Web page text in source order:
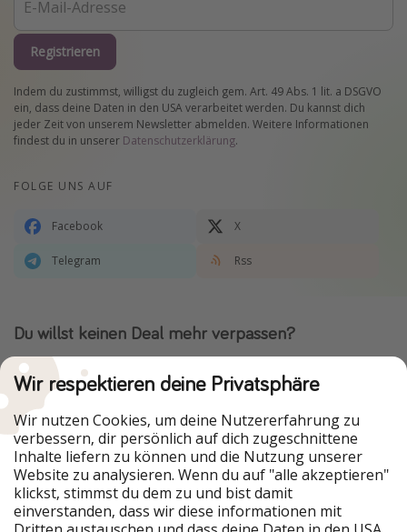
Registrieren
Indem du zustimmst, willigst du zugleich gem. Art. 49 Abs. 1 lit. a DSGVO
ein, dass deine Daten in den USA verarbeitet werden. Du kannst dich
jeder Zeit von unserem Newsletter abmelden. Weitere Informationen
findest du in unserer Datenschutzerklärung.
FOLGE UNS AUF
Facebook X
Telegram Rss
Du willst keinen Deal mehr verpassen?
Dann lade unsere App herunter.
Urlaubspiraten ist Teil der HolidayPirates Group
Unsere Märkte
PiratinViaggio
HolidayPirates
Wir respektieren deine Privatsphäre
Wir nutzen Cookies, um deine Nutzererfahrung zu
verbessern, dir persönlich auf dich zugeschnittene
Inhalte liefern zu können und die Nutzung unserer
Website zu analysieren. Wenn du auf "alle akzeptieren"
klickst, stimmst du dem zu und bist damit
einverstanden, dass wir diese informationen mit